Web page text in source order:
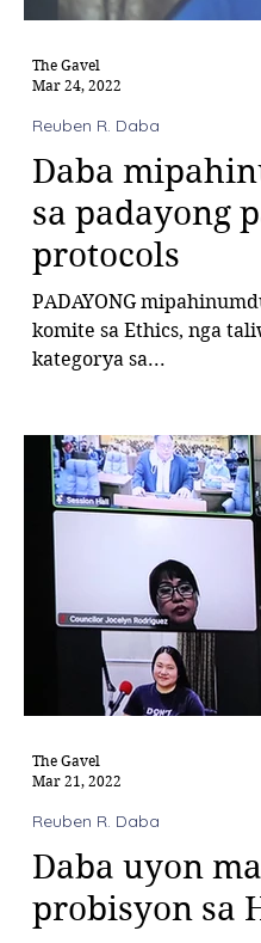
Daba
sa padayong
protocols
PADAYONG
komite sa Ethics, nga
kategorya sa...
Reuben R. Daba
The Gavel
Mar 24, 2022
Daba uyon
probisyon sa
Reuben R. Daba
The Gavel
Mar 21, 2022